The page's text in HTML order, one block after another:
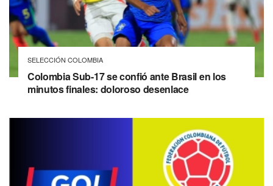
SELECCIÓN COLOMBIA
Colombia Sub-17 se confió ante Brasil en los
minutos finales: doloroso desenlace